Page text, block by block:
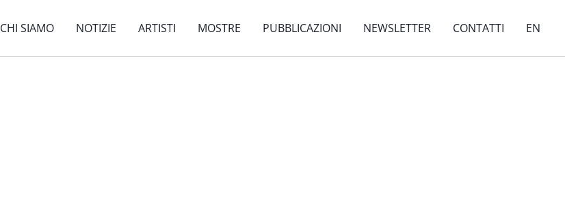
CHI SIAMO NOTIZIE ARTISTI MOSTRE PUBBLICAZIONI NEWSLETTER CONTATTI EN